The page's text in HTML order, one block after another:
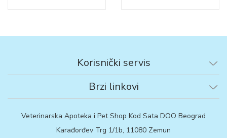
Korisnički servis
Brzi linkovi
Veterinarska Apoteka i Pet Shop Kod Sata DOO Beograd
Karađorđev Trg 1/1b, 11080 Zemun